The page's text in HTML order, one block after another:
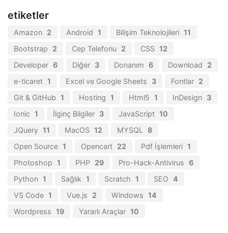
etiketler
Amazon 2 Android 1 Bilişim Teknolojileri 11
Bootstrap
2 Cep Telefonu 2 CSS 12
Developer 6 Diğer 3 Donanım 6 Download
2
e-ticaret 1 Excel ve Google Sheets 3 Fontlar 2
Git & GitHub 1 Hosting 1 Html5 1 InDesign 3
Ionic 1 İlginç Bilgiler 3 JavaScript 10
JQuery 11 MacOS 12 MYSQL
8
Open Source 1 Opencart 22 Pdf İşlemleri 1
Photoshop 1 PHP 29 Pro-Hack-Antivirus
6
Python 1 Sağlık 1 Scratch 1 SEO 4
VS Code 1 Vue.js 2 Windows 14
Wordpress 19 Yararlı Araçlar 10